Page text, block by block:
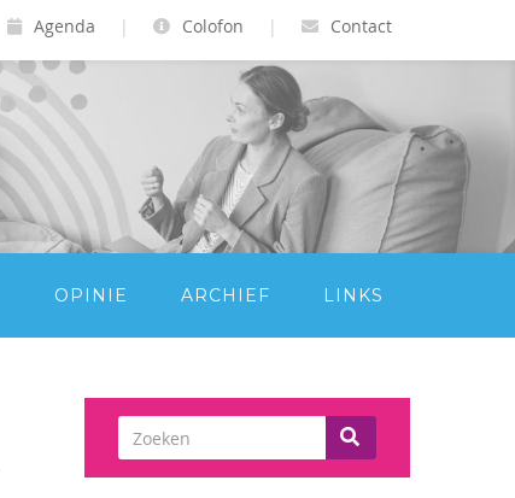
Contact
|
Colofon
|
Agenda
OPINIE ARCHIEF LINKS